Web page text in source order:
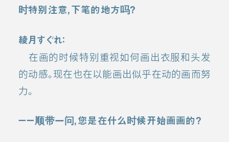
时特别注意，下笔的地方吗？
綾月すぐれ：
在画的时候特别重视如何画出衣服和头发
的动感。现在也在以能画出似乎在动的画而努
力。
ーー顺带一问，您是在什么时候开始画画的？